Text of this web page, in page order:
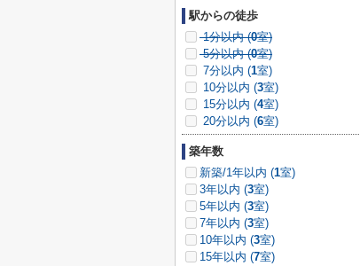
駅からの徒歩
1分以内 (0室)
5分以内 (0室)
7分以内 (1室)
10分以内 (3室)
15分以内 (4室)
20分以内 (6室)
築年数
新築/1年以内 (1室)
3年以内 (3室)
5年以内 (3室)
7年以内 (3室)
10年以内 (3室)
15年以内 (7室)